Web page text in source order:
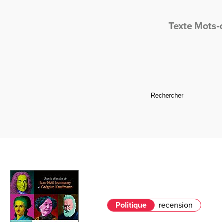
Texte Mots-
Politique recension